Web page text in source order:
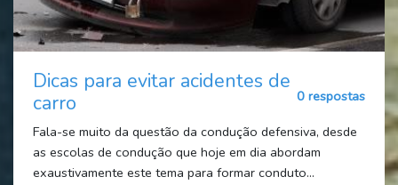
Dicas para evitar acidentes de
carro
0 respostas
Fala-se muito da questão da condução defensiva, desde
as escolas de condução que hoje em dia abordam
exaustivamente este tema para formar conduto...